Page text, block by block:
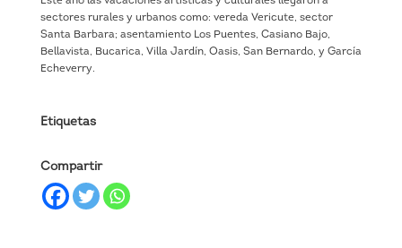
sectores rurales y urbanos como: vereda Vericute, sector
Santa Barbara; asentamiento Los Puentes, Casiano Bajo,
Bellavista, Bucarica, Villa Jardín, Oasis, San Bernardo, y García
Echeverry.
Etiquetas
Compartir